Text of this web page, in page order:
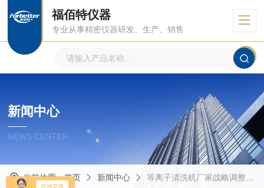
福佰特仪器
专业从事精密仪器研发、生产、销售
新闻中心
NEWS CENTER
当前位置：首页 新闻中心 等离子清洗机厂家战略调整：保持机动性的重要性